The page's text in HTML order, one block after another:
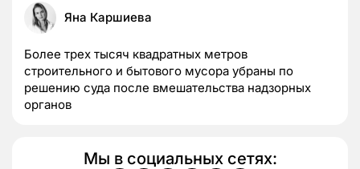
Яна Каршиева
Более трех тысяч квадратных метров
строительного и бытового мусора убраны по
решению суда после вмешательства надзорных
органов
Мы в социальных сетях: